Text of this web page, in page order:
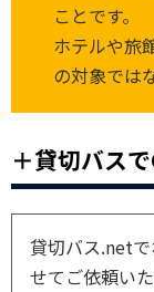
ことです。
ホテルや旅
の対象では
＋貸切バス
貸切バス.net
せてご依頼い